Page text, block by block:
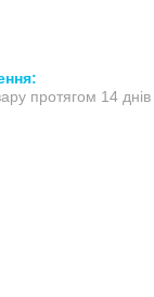
протягом 14 днів